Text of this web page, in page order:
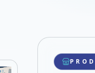
Compartir producto
Compartir por WhatsApp
Compartir por mail